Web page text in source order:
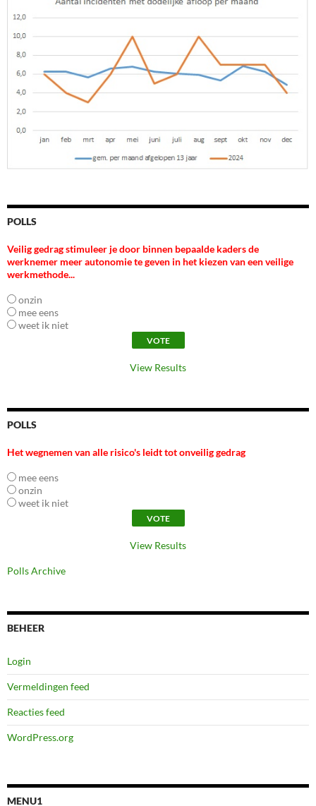
POLLS
Veilig gedrag stimuleer je door binnen bepaalde kaders de
werknemer meer autonomie te geven in het kiezen van een veilige
werkmethode...
onzin
mee eens
weet ik niet
View Results
POLLS
Het wegnemen van alle risico's leidt tot onveilig gedrag
mee eens
onzin
weet ik niet
View Results
Polls Archive
BEHEER
Login
Vermeldingen feed
Reacties feed
WordPress.org
MENU1